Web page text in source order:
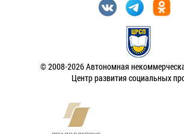
© 2008-2026 Автономная
Центр развития социальных